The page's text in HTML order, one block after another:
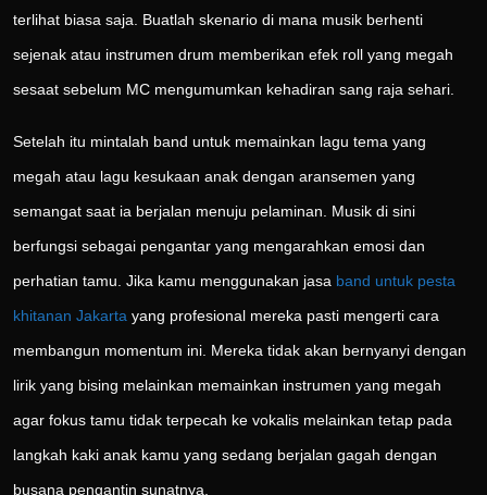
terlihat biasa saja. Buatlah skenario di mana musik berhenti
sejenak atau instrumen drum memberikan efek roll yang megah
sesaat sebelum MC mengumumkan kehadiran sang raja sehari.
Setelah itu mintalah band untuk memainkan lagu tema yang
megah atau lagu kesukaan anak dengan aransemen yang
semangat saat ia berjalan menuju pelaminan. Musik di sini
berfungsi sebagai pengantar yang mengarahkan emosi dan
perhatian tamu. Jika kamu menggunakan jasa band untuk pesta
khitanan Jakarta yang profesional mereka pasti mengerti cara
membangun momentum ini. Mereka tidak akan bernyanyi dengan
lirik yang bising melainkan memainkan instrumen yang megah
agar fokus tamu tidak terpecah ke vokalis melainkan tetap pada
langkah kaki anak kamu yang sedang berjalan gagah dengan
busana pengantin sunatnya.